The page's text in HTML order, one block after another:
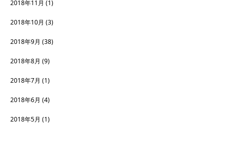
2018年11月 (1)
2018年10月 (3)
2018年9月 (38)
2018年8月 (9)
2018年7月 (1)
2018年6月 (4)
2018年5月 (1)